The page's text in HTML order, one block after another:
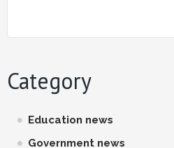
Category
Education news
Government news